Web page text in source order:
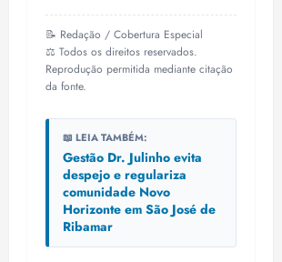
📝 Redação / Cobertura Especial
⚖️ Todos os direitos reservados.
Reprodução permitida mediante citação
da fonte.
📖 LEIA TAMBÉM:
Gestão Dr. Julinho evita
despejo e regulariza
comunidade Novo
Horizonte em São José de
Ribamar